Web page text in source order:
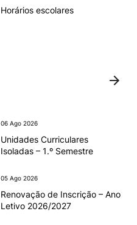
Horários escolares
06 Ago 2026
Unidades Curriculares
Isoladas – 1.º Semestre
05 Ago 2026
Renovação de Inscrição – Ano
Letivo 2026/2027